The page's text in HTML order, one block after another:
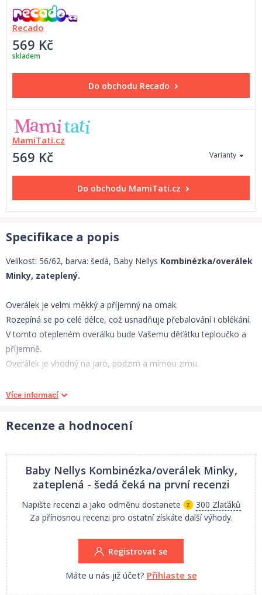
Recado
569 Kč
skladem
Do obchodu Recado
MamiTati.cz
569 Kč Varianty
Do obchodu MamiTati.cz
Specifikace a popis
Velikost: 56/62, barva: šedá, Baby Nellys Kombinézka/overálek
Minky, zateplený.
Overálek je velmi měkký a příjemný na omak.
Rozepíná se po celé délce, což usnadňuje přebalování i oblékání.
V tomto otepleném overálku bude Vašemu děťátku teploučko a
příjemně.
Overálek je vhodný na jaro, podzim a mírnou zimu.
Materiál:
vnitřní část: 100% bavlna
Rozměry:
56/62 - délka po patičku 50 cm, hrudník 50 cm.
68 - délka po patičku 52 cm, hrudník 52 cm.
74 - délka po patičku 54 cm, hrudník 54 cm.
Rozměry se mohou lišit cca o 1-1,5 cm.
Více informací
Recenze a hodnocení
Baby Nellys Kombinézka/overálek Minky,
zateplená - šedá čeká na první recenzi
Napište recenzi a jako odměnu dostanete
300 Zlaťáků
Za přínosnou recenzi pro ostatní získáte další výhody.
Registrovat se
Máte u nás již účet? Přihlaste se